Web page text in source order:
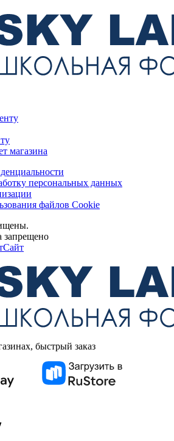
магазина
персональных данных
файлов Cookie
запрещено
быстрый заказ